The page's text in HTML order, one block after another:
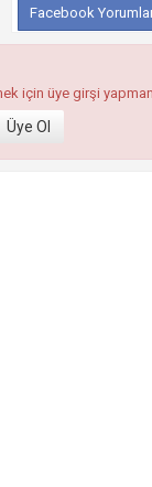
Facebook
için üye girşi
Üye Ol